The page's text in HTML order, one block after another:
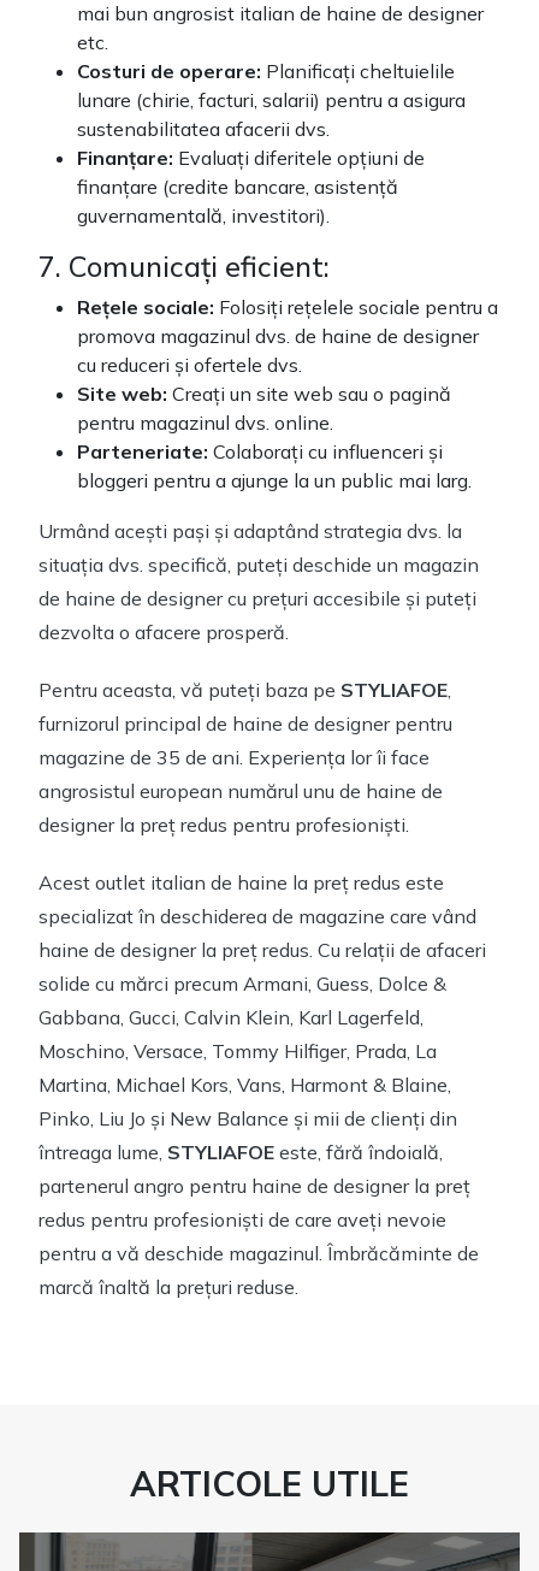
mai bun angrosist italian de haine de designer
etc.
Costuri de operare: Planificați cheltuielile
lunare (chirie, facturi, salarii) pentru a asigura
sustenabilitatea afacerii dvs.
Finanțare: Evaluați diferitele opțiuni de
finanțare (credite bancare, asistență
guvernamentală, investitori).
7. Comunicați eficient:
Rețele sociale: Folosiți rețelele sociale pentru a
promova magazinul dvs. de haine de designer
cu reduceri și ofertele dvs.
Site web: Creați un site web sau o pagină
pentru magazinul dvs. online.
Parteneriate: Colaborați cu influenceri și
bloggeri pentru a ajunge la un public mai larg.
Urmând acești pași și adaptând strategia dvs. la
situația dvs. specifică, puteți deschide un magazin
de haine de designer cu prețuri accesibile și puteți
dezvolta o afacere prosperă.
Pentru aceasta, vă puteți baza pe STYLIAFOE,
furnizorul principal de haine de designer pentru
magazine de 35 de ani. Experiența lor îi face
angrosistul european numărul unu de haine de
designer la preț redus pentru profesioniști.
Acest outlet italian de haine la preț redus este
specializat în deschiderea de magazine care vând
haine de designer la preț redus. Cu relații de afaceri
solide cu mărci precum Armani, Guess, Dolce &
Gabbana, Gucci, Calvin Klein, Karl Lagerfeld,
Moschino, Versace, Tommy Hilfiger, Prada, La
Martina, Michael Kors, Vans, Harmont & Blaine,
Pinko, Liu Jo și New Balance și mii de clienți din
întreaga lume, STYLIAFOE este, fără îndoială,
partenerul angro pentru haine de designer la preț
redus pentru profesioniști de care aveți nevoie
pentru a vă deschide magazinul. Îmbrăcăminte de
marcă înaltă la prețuri reduse.
ARTICOLE UTILE